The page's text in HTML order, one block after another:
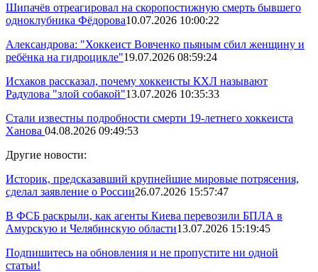
Шипачёв отреагировал на скоропостижную смерть бывшего
одноклубника Фёдорова10.07.2026 10:00:22
Александрова: "Хоккеист Вовченко пьяным сбил женщину и
ребёнка на гидроцикле"19.07.2026 08:59:24
Исхаков рассказал, почему хоккеисты КХЛ называют
Радулова "злой собакой"13.07.2026 10:35:33
Стали известны подробности смерти 19-летнего хоккеиста
Ханова 04.08.2026 09:49:53
Другие новости:
Историк, предсказавший крупнейшие мировые потрясения,
сделал заявление о России26.07.2026 15:57:47
В ФСБ раскрыли, как агенты Киева перевозили БПЛА в
Амурскую и Челябинскую области13.07.2026 15:19:45
Подпишитесь на обновления и не пропустите ни одной
статьи!